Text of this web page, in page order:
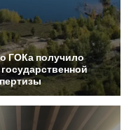
ГОКаполучило
государственной